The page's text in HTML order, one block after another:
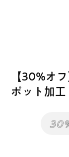
【30%オ
ポット加工